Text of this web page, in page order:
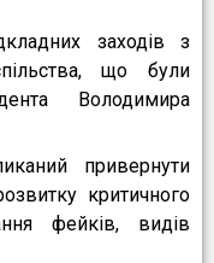
заходів з
що були
Володимира
привернути
критичного
фейків, видів